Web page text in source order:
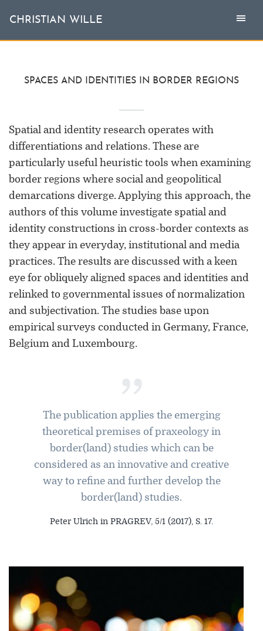
CHRISTIAN WILLE
Toggle
Aktuell
Themen
L'invité
Publikationen
Vita
Professor für Kulturwissenschaftliche
Grenzforschung an der Universität
Luxemburg
Leiter des Interdisziplinären
Kompetenzzentrums „UniGR-Center
for Border Studies“
Stv. Leiter des trinationalen Master in
Border Studies
Studies” (KWG), „Bordertextures”
(UniGR-CBS) und „LABOR SwissLux“
CHRISTIAN WILLE
SPACES AND IDENTITIES IN BORDER REGIONS
Spatial and identity research operates with
differentiations and relations. These are
particularly useful heuristic tools when examining
border regions where social and geopolitical
demarcations diverge. Applying this approach, the
authors of this volume investigate spatial and
identity constructions in cross-border contexts as
they appear in everyday, institutional and media
practices. The results are discussed with a keen
eye for obliquely aligned spaces and identities and
relinked to governmental issues of normalization
and subjectivation. The studies base upon
empirical surveys conducted in Germany, France,
Belgium and Luxembourg.
”
The publication applies the emerging
theoretical premises of praxeology in
border(land) studies which can be
considered as an innovative and creative
way to refine and further develop the
border(land) studies.
Peter Ulrich in PRAGREV, 5/1 (2017), S. 17.